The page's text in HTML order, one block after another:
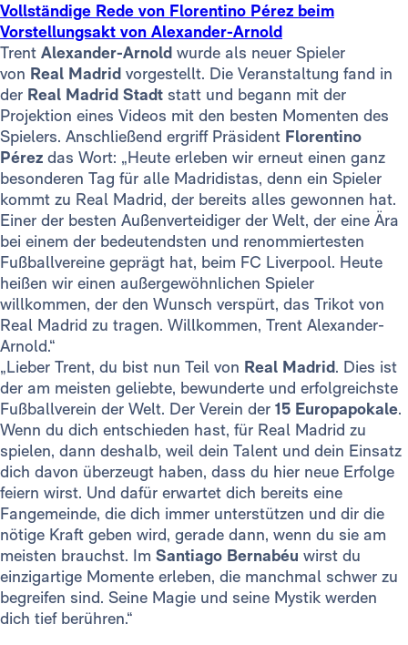
Vollständige Rede von Florentino Pérez beim
Vorstellungsakt von Alexander-Arnold
Trent Alexander-Arnold wurde als neuer Spieler
von Real Madrid vorgestellt. Die Veranstaltung fand in
der Real Madrid Stadt statt und begann mit der
Projektion eines Videos mit den besten Momenten des
Spielers. Anschließend ergriff Präsident Florentino
Pérez das Wort: „Heute erleben wir erneut einen ganz
besonderen Tag für alle Madridistas, denn ein Spieler
kommt zu Real Madrid, der bereits alles gewonnen hat.
Einer der besten Außenverteidiger der Welt, der eine Ära
bei einem der bedeutendsten und renommiertesten
Fußballvereine geprägt hat, beim FC Liverpool. Heute
heißen wir einen außergewöhnlichen Spieler
willkommen, der den Wunsch verspürt, das Trikot von
Real Madrid zu tragen. Willkommen, Trent Alexander-
Arnold.“
„Lieber Trent, du bist nun Teil von Real Madrid. Dies ist
der am meisten geliebte, bewunderte und erfolgreichste
Fußballverein der Welt. Der Verein der 15 Europapokale.
Wenn du dich entschieden hast, für Real Madrid zu
spielen, dann deshalb, weil dein Talent und dein Einsatz
dich davon überzeugt haben, dass du hier neue Erfolge
feiern wirst. Und dafür erwartet dich bereits eine
Fangemeinde, die dich immer unterstützen und dir die
nötige Kraft geben wird, gerade dann, wenn du sie am
meisten brauchst. Im Santiago Bernabéu wirst du
einzigartige Momente erleben, die manchmal schwer zu
begreifen sind. Seine Magie und seine Mystik werden
dich tief berühren.“